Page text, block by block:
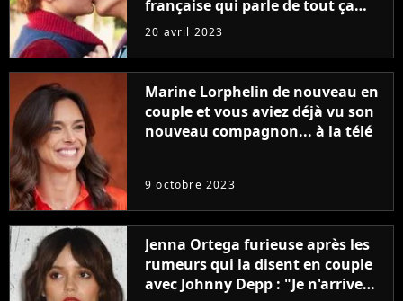
française qui parle de tout ça
sans être super ringarde
20 avril 2023
Marine Lorphelin de nouveau en
couple et vous aviez déjà vu son
nouveau compagnon... à la télé
9 octobre 2023
Jenna Ortega furieuse après les
rumeurs qui la disent en couple
avec Johnny Depp : "Je n'arrive